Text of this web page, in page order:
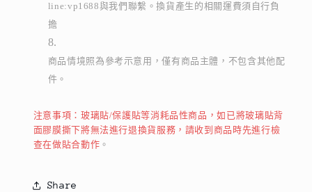
line:vp1688與我們聯繫。換貨產生的相關運費須自行負
擔
商品情境照為參考示意用，僅有商品主體，不包含其他配
件。
注意事項：玻璃貼/保護貼等消耗品性商品，如已將玻璃貼背
面膠膜撕下將無法進行退換貨服務，請收到商品時先進行檢
查在做貼合動作 。
Share